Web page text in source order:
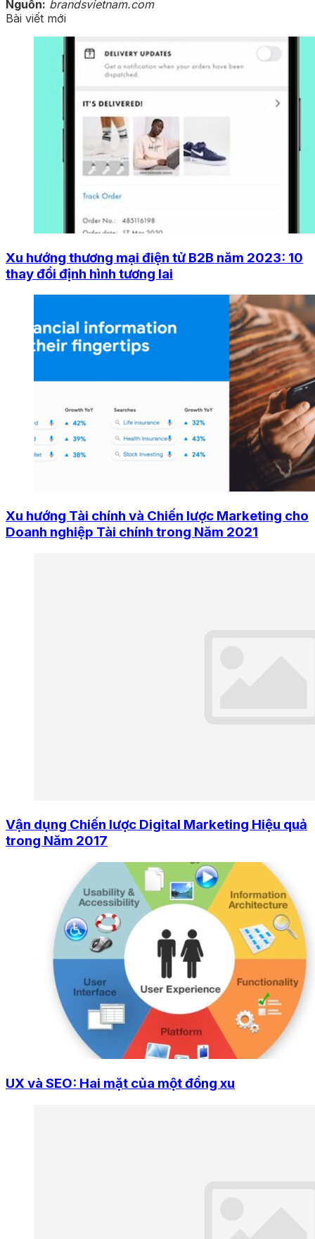
Nguồn: brandsvietnam.com
Bài viết mới
Xu hướng thương mại điện tử B2B năm 2023: 10
thay đổi định hình tương lai
Xu hướng Tài chính và Chiến lược Marketing cho
Doanh nghiệp Tài chính trong Năm 2021
Vận dụng Chiến lược Digital Marketing Hiệu quả
trong Năm 2017
UX và SEO: Hai mặt của một đồng xu